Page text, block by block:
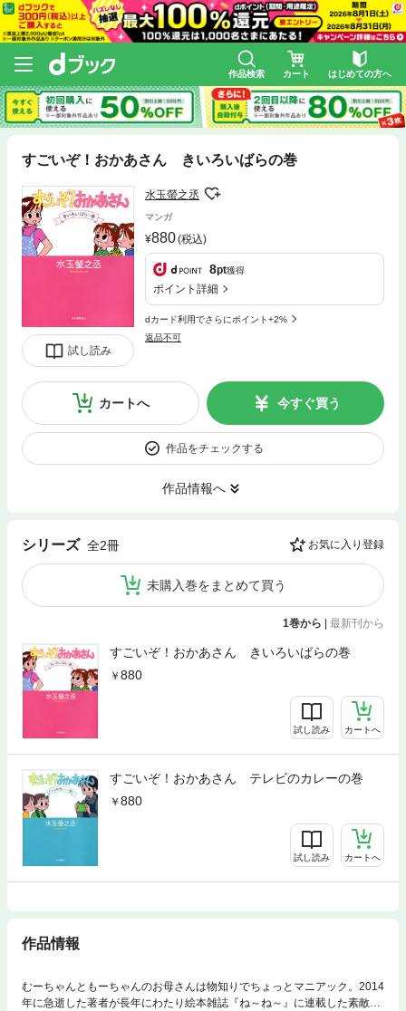
作品検索 カート はじめての方へ
すごいぞ！おかあさん きいろいばらの巻
試し読み
水玉螢之丞
マンガ
880(税込)
8pt獲得
ポイント詳細
dカード利用でさらにポイント+2%
返品不可
カートへ 今すぐ買う
作品をチェックする
作品情報へ
シリーズ 全2冊 お気に入り登録
未購入巻をまとめて買う
1巻から 最新刊から
すごいぞ！おかあさん きいろいばらの巻
880
試し読み カートへ
すごいぞ！おかあさん テレビのカレーの巻
880
試し読み カートへ
作品情報
むーちゃんともーちゃんのお母さんは物知りでちょっとマニアック。2014
年に急逝した著者が長年にわたり絵本雑誌『ね～ね～』に連載した素敵に